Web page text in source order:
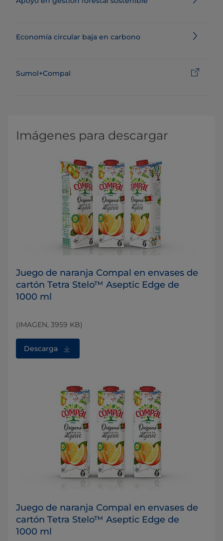
Economía circular baja en carbono
Sumol+Compal
Imágenes para descargar
Juego de naranja Compal en envases de
cartón Tetra Stelo™ Aseptic Edge de
1000 ml
(IMAGEN, 3959 KB)
Descarga
Juego de naranja Compal en envases de
cartón Tetra Stelo™ Aseptic Edge de
1000 ml